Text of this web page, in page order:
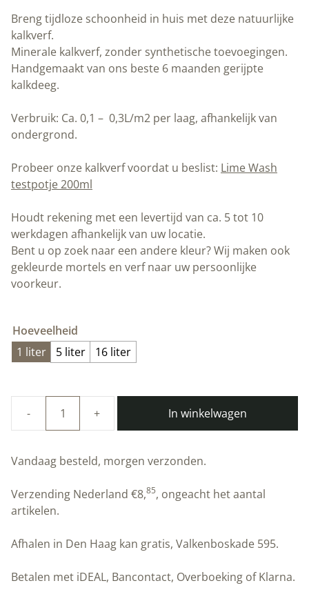
Breng tijdloze schoonheid in huis met deze natuurlijke
kalkverf.
Minerale kalkverf, zonder synthetische toevoegingen.
Handgemaakt van ons beste 6 maanden gerijpte
kalkdeeg.
Verbruik: Ca. 0,1 – 0,3L/m2 per laag, afhankelijk van
ondergrond.
Probeer onze kalkverf voordat u beslist: Lime Wash
testpotje 200ml
Houdt rekening met een levertijd van ca. 5 tot 10
werkdagen afhankelijk van uw locatie.
Bent u op zoek naar een andere kleur? Wij maken ook
gekleurde mortels en verf naar uw persoonlijke
voorkeur.
Hoeveelheid
1 liter
5 liter 16 liter
Oxide
Yellow
|
Stucco
aantal
In winkelwagen
Vandaag besteld, morgen verzonden.
Verzending Nederland €8,85, ongeacht het aantal
artikelen.
Afhalen in Den Haag kan gratis, Valkenboskade 595.
Betalen met iDEAL, Bancontact, Overboeking of Klarna.